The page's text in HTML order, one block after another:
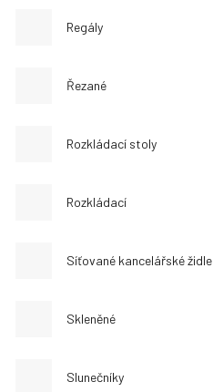
Regály
Řezané
Rozkládací stoly
Rozkládací
Síťované kancelářské židle
Skleněné
Slunečníky